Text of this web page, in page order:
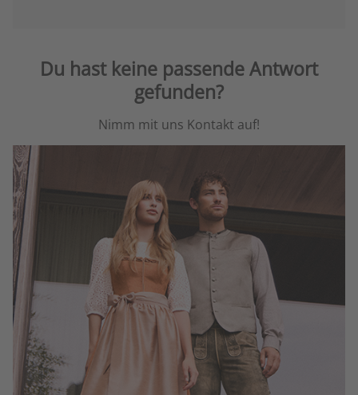
Du hast keine passende Antwort
gefunden?
Nimm mit uns Kontakt auf!